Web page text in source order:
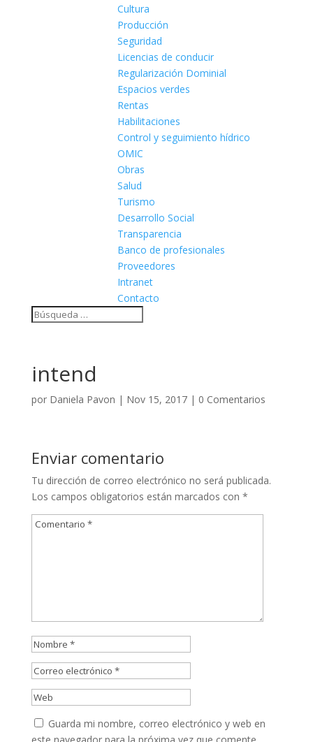
Cultura
Producción
Seguridad
Licencias de conducir
Regularización Dominial
Espacios verdes
Rentas
Habilitaciones
Control y seguimiento hídrico
OMIC
Obras
Salud
Turismo
Desarrollo Social
Transparencia
Banco de profesionales
Proveedores
Intranet
Contacto
intend
por Daniela Pavon | Nov 15, 2017| 0 Comentarios
Enviar comentario
Tu dirección de correo electrónico no será publicada.
Los campos obligatorios están marcados con *
Guarda mi nombre, correo electrónico y web en